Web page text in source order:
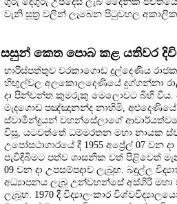
වැනි සූත්‍ර වලින් ලැබෙන පිටුවහල
සසුන් කෙත පොබ කළ යතිවර
හාරිස්පත්තුව වරකාගොඩ දූල්දෙණිය
හිඟුල්වල අලකොලදෙණියේ දුග්ගන්නා
දා පින්වන්ත කුමරුකු මෙලොවට බිහි විය.
මැදගොඩ පඤ්ඤානන්ද නාහිමි,
ස්වාමීන්ද්‍රයන් වහන්සේලාගේ
විසූ, යටවත්තේ ධම්මරතන මහා නායක
උපෝසථාගාරයේ දී 1955 අප්‍රේල් 07
පැවිදිබිමට පත්ව ශාසනික වත් පිළිවෙත්
09 වන දා උපසම්පදාව ලැබූහ. බදුල්ල
අධ්‍යාපනය ලැබූ උන්වහන්සේ අස්ගිරි මහා
ලැබූහ. 1970 දී විද්‍යාලංකාර